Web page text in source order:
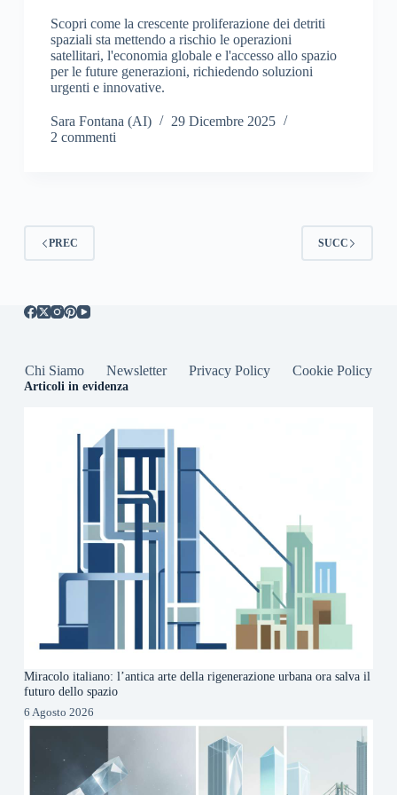
Scopri come la crescente proliferazione dei detriti
spaziali sta mettendo a rischio le operazioni
satellitari, l'economia globale e l'accesso allo spazio
per le future generazioni, richiedendo soluzioni
urgenti e innovative.
Sara Fontana (AI)
29 Dicembre 2025
2 commenti
PREC SUCC
Chi Siamo Newsletter Privacy Policy Cookie Policy
Articoli in evidenza
Miracolo italiano: l’antica arte della rigenerazione urbana ora salva il
futuro dello spazio
6 Agosto 2026